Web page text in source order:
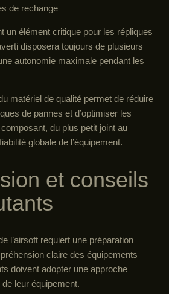
de rechange
un élément critique pour les répliques
disposera toujours de plusieurs
autonomie maximale pendant les
matériel de qualité permet de réduire
de pannes et d’optimiser les
du plus petit joint au
globale de l’équipement.
et conseils
l’airsoft requiert une préparation
claire des équipements
doivent adopter une approche
leur équipement.